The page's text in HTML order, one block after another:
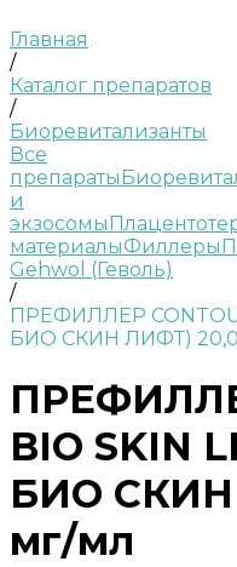
Главная
/
Каталог препаратов
/
Биоревитализанты
Все
препараты
и
экзосомы
материалыФиллеры
Gehwol (Геволь)
/
ПРЕФИЛЛЕР
БИО СКИН ЛИФТ)
BIO SKIN
БИО СКИН
мг/мл